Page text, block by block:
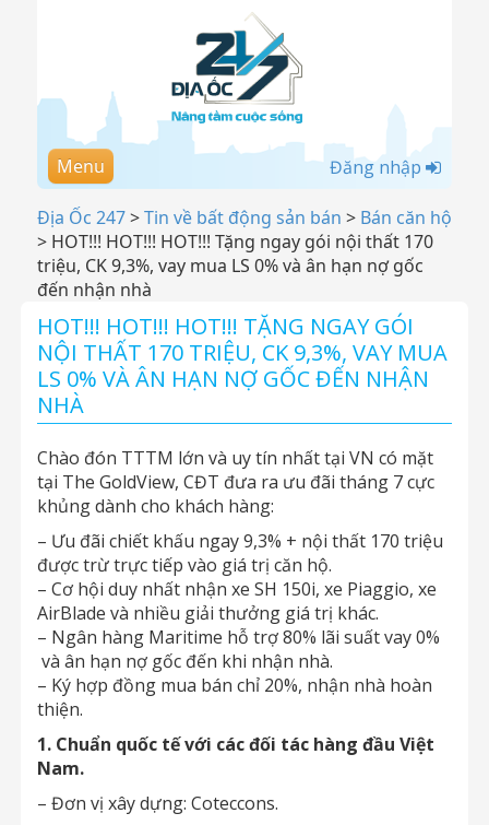
Menu Đăng nhập
Địa Ốc 247>Tin về bất động sản bán > Bán căn hộ
> HOT!!! HOT!!! HOT!!! Tặng ngay gói nội thất 170
triệu, CK 9,3%, vay mua LS 0% và ân hạn nợ gốc
đến nhận nhà
HOT!!! HOT!!! HOT!!! TẶNG NGAY GÓI
NỘI THẤT 170 TRIỆU, CK 9,3%, VAY MUA
LS 0% VÀ ÂN HẠN NỢ GỐC ĐẾN NHẬN
NHÀ
Chào đón TTTM lớn và uy tín nhất tại VN có mặt
tại The GoldView, CĐT đưa ra ưu đãi tháng 7 cực
khủng dành cho khách hàng:
– Ưu đãi chiết khấu ngay 9,3% + nội thất 170 triệu
được trừ trực tiếp vào giá trị căn hộ.
– Cơ hội duy nhất nhận xe SH 150i, xe Piaggio, xe
AirBlade và nhiều giải thưởng giá trị khác.
– Ngân hàng Maritime hỗ trợ 80% lãi suất vay 0%
và ân hạn nợ gốc đến khi nhận nhà.
– Ký hợp đồng mua bán chỉ 20%, nhận nhà hoàn
thiện.
1. Chuẩn quốc tế với các đối tác hàng đầu Việt
Nam.
– Đơn vị xây dựng: Coteccons.